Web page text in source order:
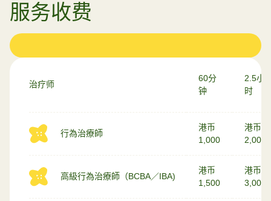
服务收费
治疗师
60分
钟
2.5小
时
行為治療師
港币
1,000
港币
2,000
高級行為治療師（BCBA／IBA)
港币
1,500
港币
3,000